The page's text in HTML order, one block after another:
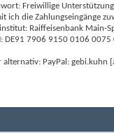
Freiwillige
ich die Zahlungseingänge
Raiffeisenbank Main-
DE91 7906 9150 0106 0075
alternativ: PayPal: gebi.kuhn